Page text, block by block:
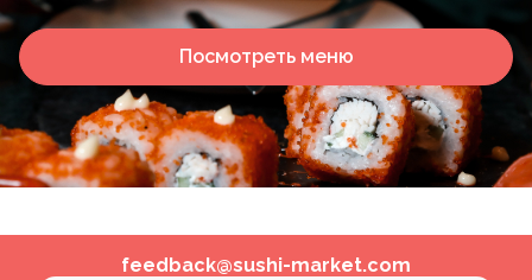
Посмотреть меню
feedback@sushi-market.com